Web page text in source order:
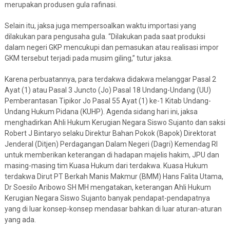
merupakan produsen gula rafinasi.
Selain itu, jaksa juga mempersoalkan waktu importasi yang
dilakukan para pengusaha gula. “Dilakukan pada saat produksi
dalam negeri GKP mencukupi dan pemasukan atau realisasi impor
GKM tersebut terjadi pada musim giling,” tutur jaksa.
Karena perbuatannya, para terdakwa didakwa melanggar Pasal 2
Ayat (1) atau Pasal 3 Juncto (Jo) Pasal 18 Undang-Undang (UU)
Pemberantasan Tipikor Jo Pasal 55 Ayat (1) ke-1 Kitab Undang-
Undang Hukum Pidana (KUHP). Agenda sidang hari ini, jaksa
menghadirkan Ahli Hukum Kerugian Negara Siswo Sujanto dan saksi
Robert J Bintaryo selaku Direktur Bahan Pokok (Bapok) Direktorat
Jenderal (Ditjen) Perdagangan Dalam Negeri (Dagri) Kemendag RI
untuk memberikan keterangan di hadapan majelis hakim, JPU dan
masing-masing tim Kuasa Hukum dari terdakwa. Kuasa Hukum
terdakwa Dirut PT Berkah Manis Makmur (BMM) Hans Falita Utama,
Dr Soesilo Aribowo SH MH mengatakan, keterangan Ahli Hukum
Kerugian Negara Siswo Sujanto banyak pendapat-pendapatnya
yang di luar konsep-konsep mendasar bahkan di luar aturan-aturan
yang ada.